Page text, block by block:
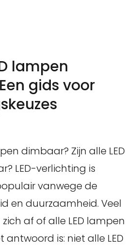
lampen
gids voor
dimbaar? Zijn alle LED
LED-verlichting is
vanwege de
en duurzaamheid. Veel
af of alle LED lampen
antwoord is: niet alle LED